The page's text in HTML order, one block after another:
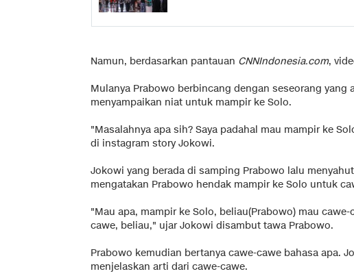
Namun, berdasarkan pantauan CNNIndonesia.com,
Mulanya Prabowo berbincang dengan seseorang yang
menyampaikan niat untuk mampir ke Solo.
"Masalahnya apa sih? Saya padahal mau mampir ke
di instagram story Jokowi.
Jokowi yang berada di samping Prabowo lalu
mengatakan Prabowo hendak mampir ke Solo untuk
"Mau apa, mampir ke Solo, beliau(Prabowo) mau
cawe, beliau," ujar Jokowi disambut tawa Prabowo.
Prabowo kemudian bertanya cawe-cawe bahasa apa.
menjelaskan arti dari cawe-cawe.